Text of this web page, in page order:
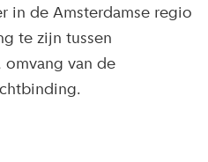
in de Amsterdamse regio
te zijn tussen
van de